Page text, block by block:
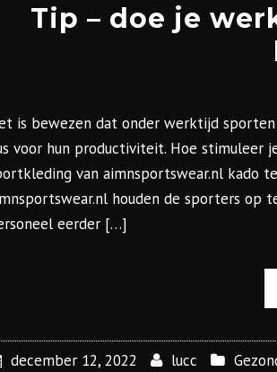
Tip – doe je
is bewezen dat onder werktijd
voor hun productiviteit. Hoe stimuleer
van aimnsportswear.nl kado
houden de sporters op
eerder […]
december 12, 2022 lucc